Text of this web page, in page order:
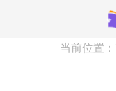
当前位置：